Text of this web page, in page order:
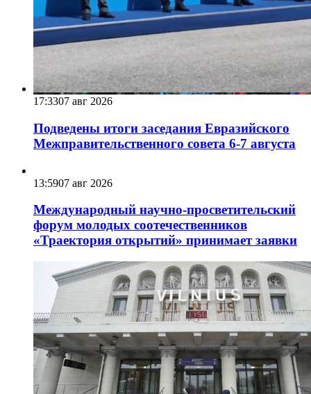
17:3307 авг 2026
Подведены итоги заседания Евразийского
Межправительственного совета 6-7 августа
13:5907 авг 2026
Международный научно-просветительский
форум молодых соотечественников
«Траектория открытий» принимает заявки